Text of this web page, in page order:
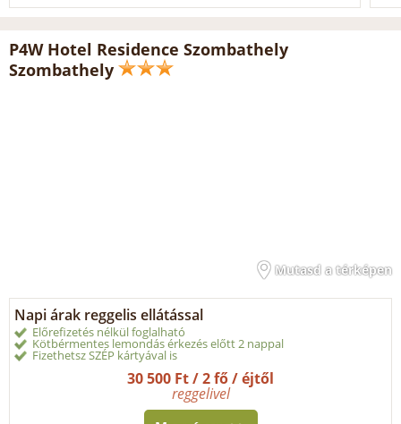
P4W Hotel Residence Szombathely
Szombathely
Mutasd a térképen
Napi árak reggelis ellátással
Előrefizetés nélkül foglalható
Kötbérmentes lemondás érkezés előtt 2 nappal
Fizethetsz SZÉP kártyával is
30 500 Ft / 2 fő / éjtől
reggelivel